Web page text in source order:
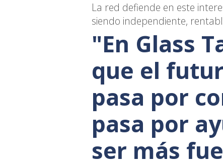
La red defiende en este
siendo independiente,
"En Glass
que el
pasa por
pasa por
ser más